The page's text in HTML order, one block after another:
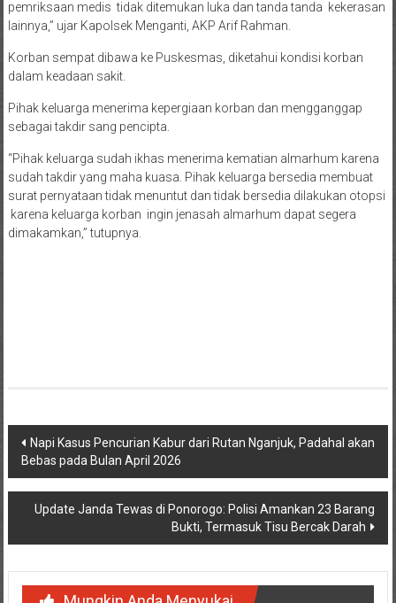
pemriksaan medis tidak ditemukan luka dan tanda tanda kekerasan
lainnya,” ujar Kapolsek Menganti, AKP Arif Rahman.
Korban sempat dibawa ke Puskesmas, diketahui kondisi korban
dalam keadaan sakit.
Pihak keluarga menerima kepergiaan korban dan mengganggap
sebagai takdir sang pencipta.
“Pihak keluarga sudah ikhas menerima kematian almarhum karena
sudah takdir yang maha kuasa. Pihak keluarga bersedia membuat
surat pernyataan tidak menuntut dan tidak bersedia dilakukan otopsi
karena keluarga korban ingin jenasah almarhum dapat segera
dimakamkan,” tutupnya.
Navigasi
pos
Napi Kasus Pencurian Kabur dari Rutan Nganjuk, Padahal akan
Bebas pada Bulan April 2026
Update Janda Tewas di Ponorogo: Polisi Amankan 23 Barang
Bukti, Termasuk Tisu Bercak Darah